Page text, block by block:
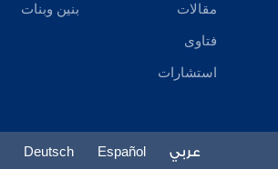
المجنون
مقالات
فتاوى
استشارات
بنين وبنات
عربي Español
Deutsch